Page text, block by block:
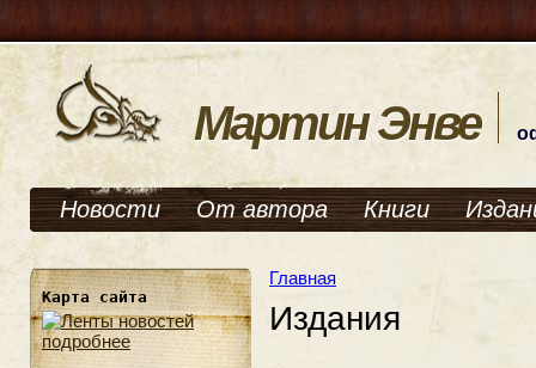
Мартин Энве
Новости От автора Книги
Карта сайта
подробнее
Главная
Издания